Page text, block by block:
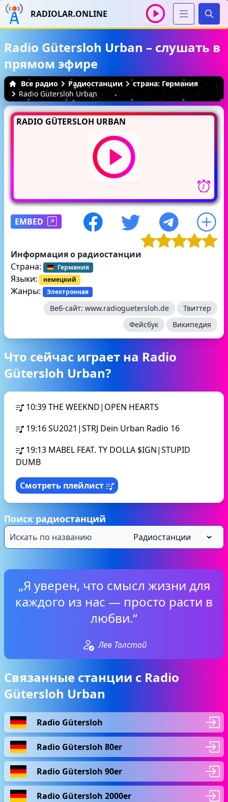
RADIOLAR.ONLINE
Radio Gütersloh Urban – слушать в
прямом эфире
Все радио Радиостанции
страна: Германия
Radio Gütersloh Urban
RADIO GÜTERSLOH URBAN
EMBED
Информация о радиостанции
Страна:
Германия
Языки: немецкий
Жанры: Электронная
Веб-сайт: www.radioguetersloh.de
Твиттер
Фейсбук
Википедия
Что сейчас играет на Radio
Gütersloh Urban?
10:39THE WEEKND|OPEN HEARTS
19:16SU2021|STRJ Dein Urban Radio 16
19:13 MABEL FEAT. TY DOLLA $IGN|STUPID
DUMB
Смотреть плейлист
Поиск радиостанций
„Я уверен, что смысл жизни для
каждого из нас — просто расти в
любви.“
Лев Толстой
Связанные станции с Radio
Gütersloh Urban
Radio Gütersloh
Radio Gütersloh 80er
Radio Gütersloh 90er
Radio Gütersloh 2000er